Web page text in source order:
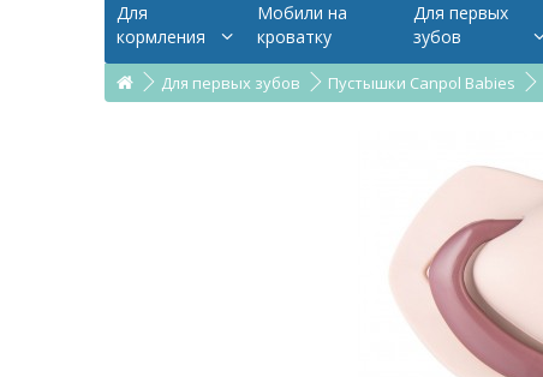
Для
кормления
Мобили на
кроватку
Для первых
зубов
Для первых зубов Пустышки Canpol Babies